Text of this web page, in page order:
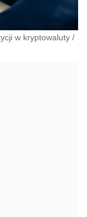
w kryptowaluty /